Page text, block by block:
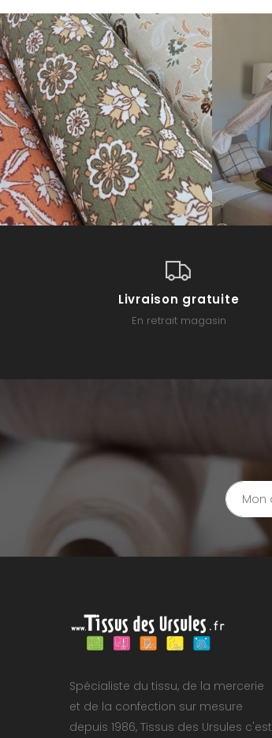
Livraison gratuite
En retrait magasin
Spécialiste du tissu, de la mercerie
et de la confection sur mesure
depuis 1986, Tissus des Ursules c'est